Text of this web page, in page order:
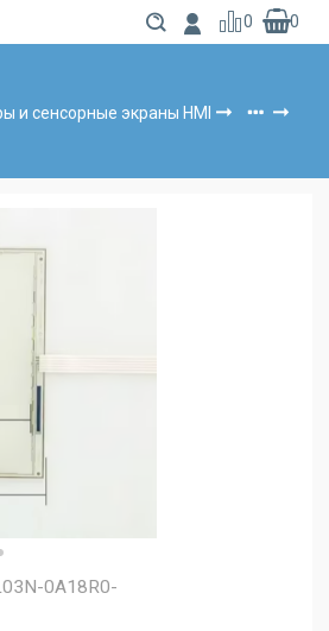
0 0
и сенсорные экраны HMI
0A18R0-